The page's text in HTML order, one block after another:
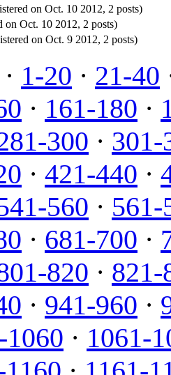
on Oct. 10 2012, 2 posts)
on Oct. 10 2012, 2 posts)
on Oct. 9 2012, 2 posts)
1-20 · 21-40
· 161-180 ·
300 · 301-
· 421-440 ·
560 · 561-
· 681-700 ·
820 · 821-
· 941-960 ·
1060 · 1061-